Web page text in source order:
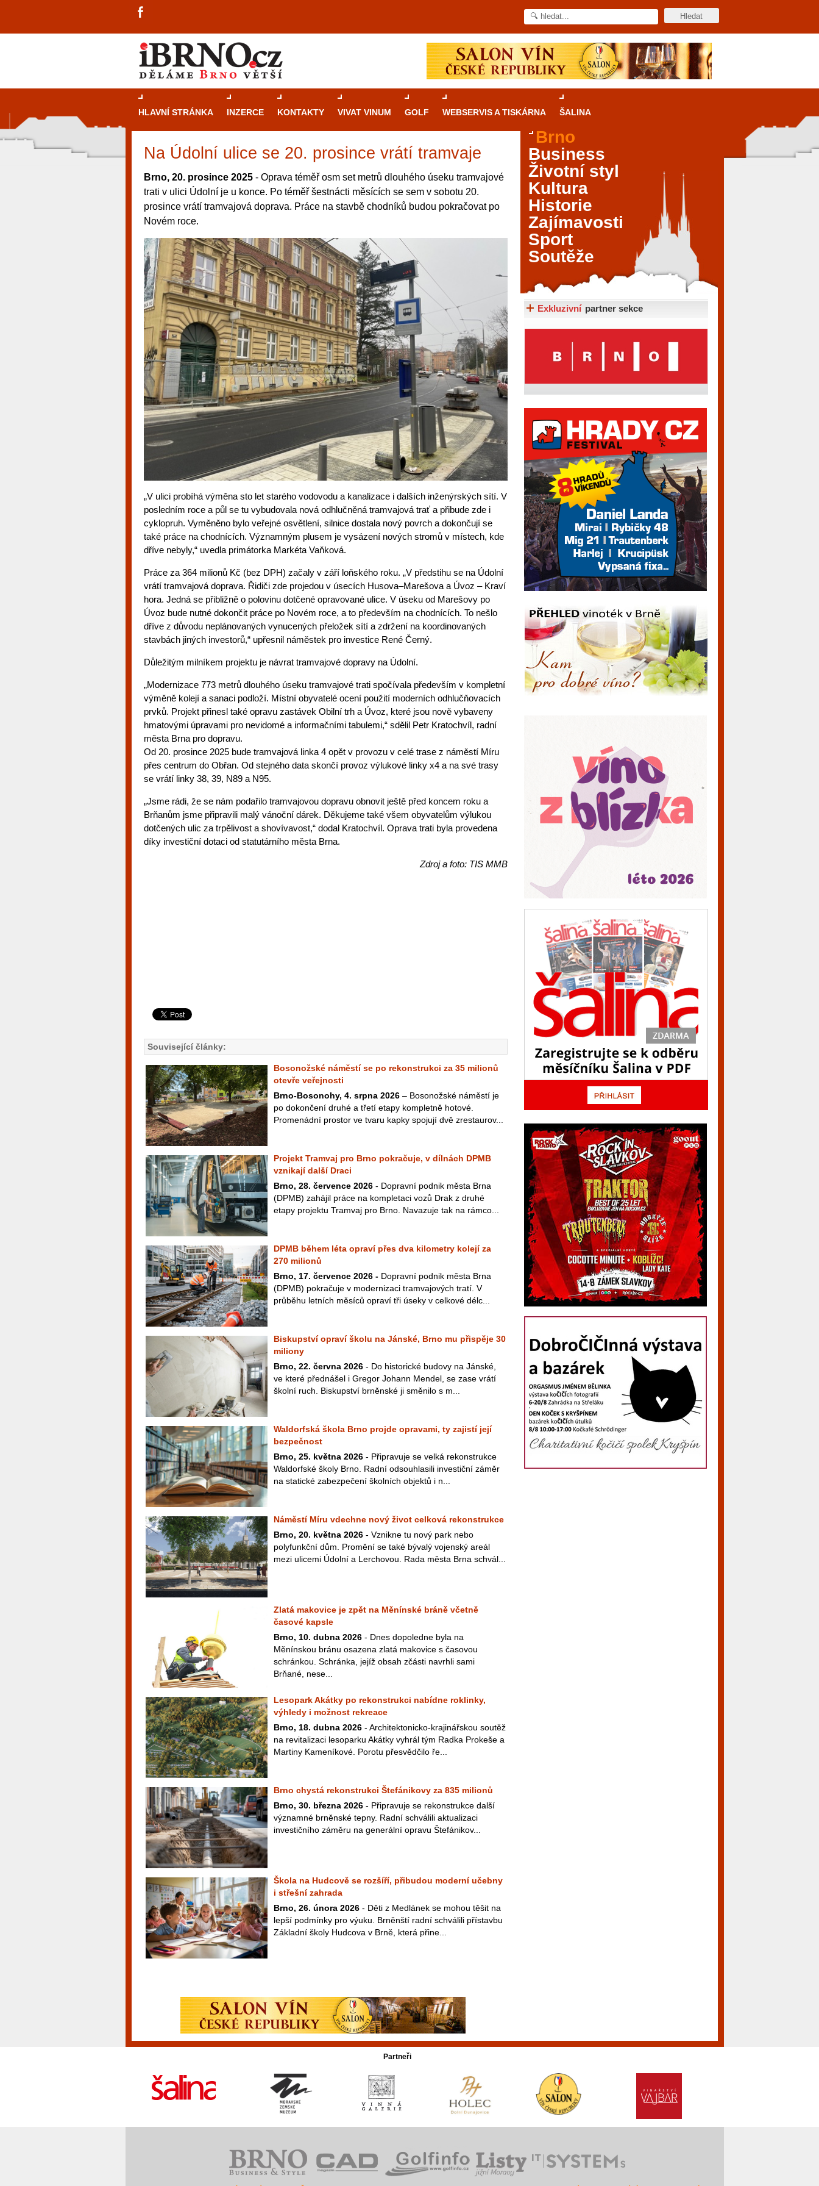
HLAVNÍ STRÁNKA INZERCE KONTAKTY VIVAT VINUM GOLF WEBSERVIS A TISKÁRNA ŠALINA
Na Údolní ulice se 20. prosince vrátí tramvaje
Brno, 20. prosince 2025 - Oprava téměř osm set metrů dlouhého úseku tramvajové
trati v ulici Údolní je u konce. Po téměř šestnácti měsících se sem v sobotu 20.
prosince vrátí tramvajová doprava. Práce na stavbě chodníků budou pokračovat po
Novém roce.
„V ulici probíhá výměna sto let starého vodovodu a kanalizace i dalších inženýrských sítí. V
posledním roce a půl se tu vybudovala nová odhlučněná tramvajová trať a přibude zde i
cyklopruh. Vyměněno bylo veřejné osvětlení, silnice dostala nový povrch a dokončují se
také práce na chodnících. Významným plusem je vysázení nových stromů v místech, kde
dříve nebyly,“ uvedla primátorka Markéta Vaňková.
Práce za 364 milionů Kč (bez DPH) začaly v září loňského roku. „V předstihu se na Údolní
vrátí tramvajová doprava. Řidiči zde projedou v úsecích Husova–Marešova a Úvoz – Kraví
hora. Jedná se přibližně o polovinu dotčené opravované ulice. V úseku od Marešovy po
Úvoz bude nutné dokončit práce po Novém roce, a to především na chodnících. To nešlo
dříve z důvodu neplánovaných vynucených přeložek sítí a zdržení na koordinovaných
stavbách jiných investorů,“ upřesnil náměstek pro investice René Černý.
Důležitým milníkem projektu je návrat tramvajové dopravy na Údolní.
„Modernizace 773 metrů dlouhého úseku tramvajové trati spočívala především v kompletní
výměně kolejí a sanaci podloží. Místní obyvatelé ocení použití moderních odhlučňovacích
prvků. Projekt přinesl také opravu zastávek Obilní trh a Úvoz, které jsou nově vybaveny
hmatovými úpravami pro nevidomé a informačními tabulemi,“ sdělil Petr Kratochvíl, radní
města Brna pro dopravu.
Od 20. prosince 2025 bude tramvajová linka 4 opět v provozu v celé trase z náměstí Míru
přes centrum do Obřan. Od stejného data skončí provoz výlukové linky x4 a na své trasy
se vrátí linky 38, 39, N89 a N95.
„Jsme rádi, že se nám podařilo tramvajovou dopravu obnovit ještě před koncem roku a
Brňanům jsme připravili malý vánoční dárek. Děkujeme také všem obyvatelům výlukou
dotčených ulic za trpělivost a shovívavost,“ dodal Kratochvíl. Oprava trati byla provedena
díky investiční dotaci od statutárního města Brna.
Zdroj a foto: TIS MMB
Související články:
Bosonožské náměstí se po rekonstrukci za 35 milionů
otevře veřejnosti
Brno-Bosonohy, 4. srpna 2026 – Bosonožské náměstí je
po dokončení druhé a třetí etapy kompletně hotové.
Promenádní prostor ve tvaru kapky spojují dvě zrestaurov...
Projekt Tramvaj pro Brno pokračuje, v dílnách DPMB
vznikají další Draci
Brno, 28. července 2026 - Dopravní podnik města Brna
(DPMB) zahájil práce na kompletaci vozů Drak z druhé
etapy projektu Tramvaj pro Brno. Navazuje tak na rámco...
DPMB během léta opraví přes dva kilometry kolejí za
270 milionů
Brno, 17. července 2026 - Dopravní podnik města Brna
(DPMB) pokračuje v modernizaci tramvajových tratí. V
průběhu letních měsíců opraví tři úseky v celkové délc...
Biskupství opraví školu na Jánské, Brno mu přispěje 30
miliony
Brno, 22. června 2026 - Do historické budovy na Jánské,
ve které přednášel i Gregor Johann Mendel, se zase vrátí
školní ruch. Biskupství brněnské ji směnilo s m...
Waldorfská škola Brno projde opravami, ty zajistí její
bezpečnost
Brno, 25. května 2026 - Připravuje se velká rekonstrukce
Waldorfské školy Brno. Radní odsouhlasili investiční záměr
na statické zabezpečení školních objektů i n...
Náměstí Míru vdechne nový život celková rekonstrukce
Brno, 20. května 2026 - Vznikne tu nový park nebo
polyfunkční dům. Promění se také bývalý vojenský areál
mezi ulicemi Údolní a Lerchovou. Rada města Brna schvál...
Zlatá makovice je zpět na Měnínské bráně včetně
časové kapsle
Brno, 10. dubna 2026 - Dnes dopoledne byla na
Měnínskou bránu osazena zlatá makovice s časovou
schránkou. Schránka, jejíž obsah zčásti navrhli sami
Brňané, nese...
Lesopark Akátky po rekonstrukci nabídne roklinky,
výhledy i možnost rekreace
Brno, 18. dubna 2026 - Architektonicko-krajinářskou soutěž
na revitalizaci lesoparku Akátky vyhrál tým Radka Prokeše a
Martiny Kameníkové. Porotu přesvědčilo ře...
Brno chystá rekonstrukci Štefánikovy za 835 milionů
Brno, 30. března 2026 - Připravuje se rekonstrukce další
významné brněnské tepny. Radní schválili aktualizaci
investičního záměru na generální opravu Štefánikov...
Škola na Hudcově se rozšíří, přibudou moderní učebny
i střešní zahrada
Brno, 26. února 2026 - Děti z Medlánek se mohou těšit na
lepší podmínky pro výuku. Brněnští radní schválili přístavbu
Základní školy Hudcova v Brně, která přine...
Průvodce kasinovými hrami v Brně: Od
rulety po video automaty
Brno je městem známým pro zajímavé památky, skvělé
restaurace, divadla a univerzity. Mimo jiné je ale také
metropoli naleznete širokou nabídku her od klasické
rulety až po moderní automaty jak pro pravidelné
návštěvníky, tak pro příležitostné hráče. V...
Brno
Business
Životní styl
Kultura
Historie
Zajímavosti
Sport
Soutěže
Exkluzivní partner sekce
Partneři